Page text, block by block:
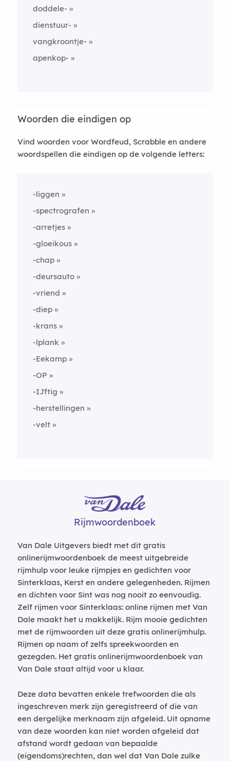
doddele-
dienstuur-
vangkroontje-
apenkop-
Woorden die eindigen op
Vind woorden voor Wordfeud, Scrabble en andere
woordspellen die eindigen op de volgende letters:
-liggen
-spectrografen
-arretjes
-gloeikous
-chap
-deursauto
-vriend
-diep
-krans
-lplank
-Eekamp
-OP
-IJftig
-herstellingen
-velt
Rijmwoordenboek
Van Dale Uitgevers biedt met dit gratis
onlinerijmwoordenboek de meest uitgebreide
rijmhulp voor leuke rijmpjes en gedichten voor
Sinterklaas, Kerst en andere gelegenheden. Rijmen
en dichten voor Sint was nog nooit zo eenvoudig.
Zelf rijmen voor Sinterklaas: online rijmen met Van
Dale maakt het u makkelijk. Rijm mooie gedichten
met de rijmwoorden uit deze gratis onlinerijmhulp.
Rijmen op naam of zelfs spreekwoorden en
gezegden. Het gratis onlinerijmwoordenboek van
Van Dale staat altijd voor u klaar.
Deze data bevatten enkele trefwoorden die als
ingeschreven merk zijn geregistreerd of die van
een dergelijke merknaam zijn afgeleid. Uit opname
van deze woorden kan niet worden afgeleid dat
afstand wordt gedaan van bepaalde
(eigendoms)rechten, dan wel dat Van Dale zulke